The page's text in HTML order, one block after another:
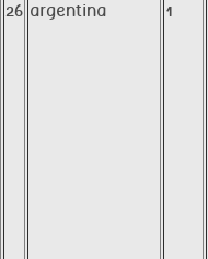
26 argentina 1